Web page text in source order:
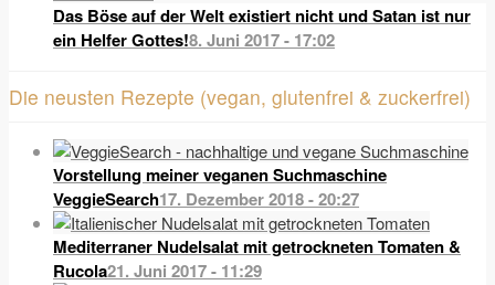
Das Böse auf der Welt existiert nicht und Satan ist nur
ein Helfer Gottes!8. Juni 2017 - 17:02
Die neusten Rezepte (vegan, glutenfrei & zuckerfrei)
Vorstellung meiner veganen Suchmaschine
VeggieSearch17. Dezember 2018 - 20:27
Mediterraner Nudelsalat mit getrockneten Tomaten &
Rucola21. Juni 2017 - 11:29